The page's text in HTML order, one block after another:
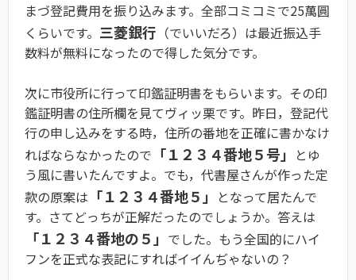
まづ登記費用を振り込みます。全部コミコミで25萬圓
くらいです。 三菱銀行 （でいいだろ）は最近振込手
数料が無料になったので得した気分です。
次に市役所に行って印鑑証明書をもらいます。その印
鑑証明書の住所欄を見てヴィッ栗です。昨日，登記代
行の申し込みをする時，住所の番地を正確に書かなけ
ればならなかったので 「１２３４番地５号」 とゆ
う風に書いたんですよ。でも，代書屋さんが作った定
款の原案は 「１２３４番地５」 となって居たんで
す。さてどっちが正解だったのでしょうか。答えは
「１２３４番地の５」 でした。もう全国的にハイ
フンを正式な表記にすればイイんぢゃないの？